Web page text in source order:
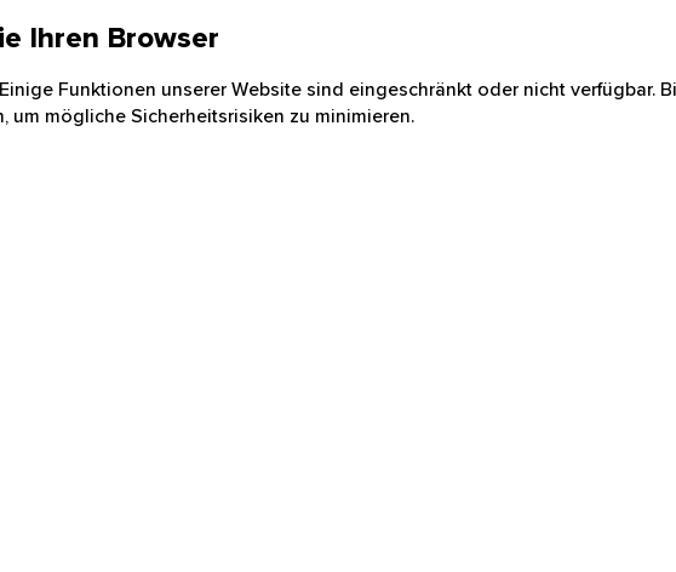
Ihren Browser
Funktionen unserer Website sind eingeschränkt oder nicht verfügbar.
um mögliche Sicherheitsrisiken zu minimieren.